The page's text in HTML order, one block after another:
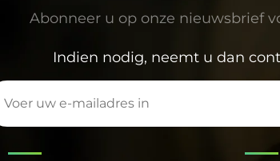
Abonneer u op onze nieuwsbrief
Indien nodig, neemt u dan